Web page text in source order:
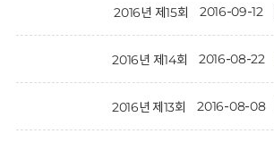
2016년 제15회 2016-09-12
2016년 제14회 2016-08-22
2016년 제13회 2016-08-08